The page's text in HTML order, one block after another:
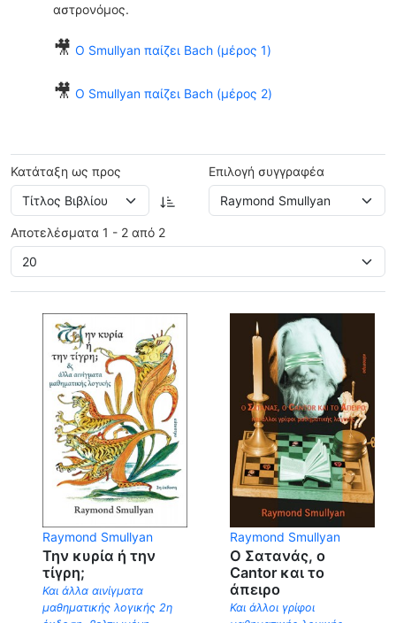
αστρονόμος.
🎥 O Smullyan παίζει Bach (μέρος 1)
🎥 O Smullyan παίζει Bach (μέρος 2)
Κατάταξη ως προς Επιλογή συγγραφέα
Αποτελέσματα 1 - 2 από 2
Raymond Smullyan
Την κυρία ή την
τίγρη;
Και άλλα αινίγματα
μαθηματικής λογικής 2η
Raymond Smullyan
Ο Σατανάς, ο
Cantor και το
άπειρο
Και άλλοι γρίφοι